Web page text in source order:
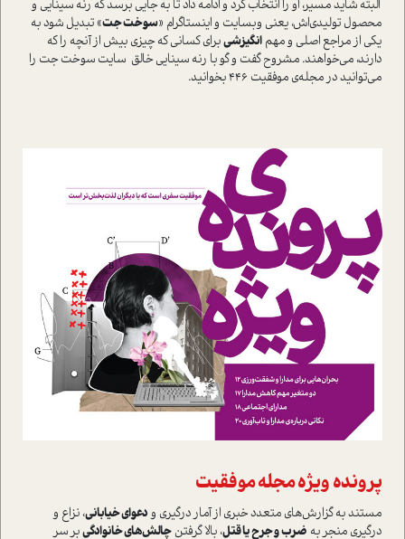
البته شاید مسیر، او را انتخاب کرد و ادامه داد تا به جایی برسد که رنه سینایی و
محصول تولیدی‌اش، یعنی وبسایت و اینستاگرام «سوخت جت» تبدیل شود به
یکی از مراجع اصلی و مهم انگیزشیبرای کسانی که چیزی بیش از آنچه را که
دارند، می‌خواهند. مشروح گفت و گو با رنه سینایی خالق سایت سوخت جت را
می‌توانید در مجله‌ی موفقیت 446 بخوانید.
پرونده ویژه مجله موفقیت
مستند به گزارش‌های متعدد خبری از آمار درگیری ودعوای خیابانی، نزاع و
درگیری منجر به ضرب و جرح یا قتل، بالا گرفتن چالش‌های خانوادگیبر سر